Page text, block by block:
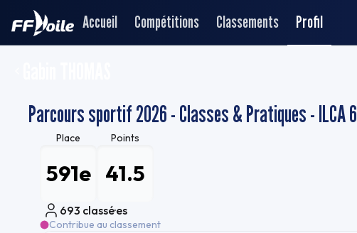
Accueil Compétitions Classements Profil
Parcours sportif 2026 - Classes & Pratiques - ILCA 6
Place
591e
Points
41.5
693 classé·es
Contribue au classement